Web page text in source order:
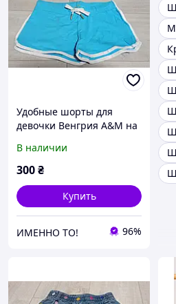
Удобные шорты для
девочки Венгрия A&M на
В наличии
300₴
Купить
ИМЕННО ТО! 96%